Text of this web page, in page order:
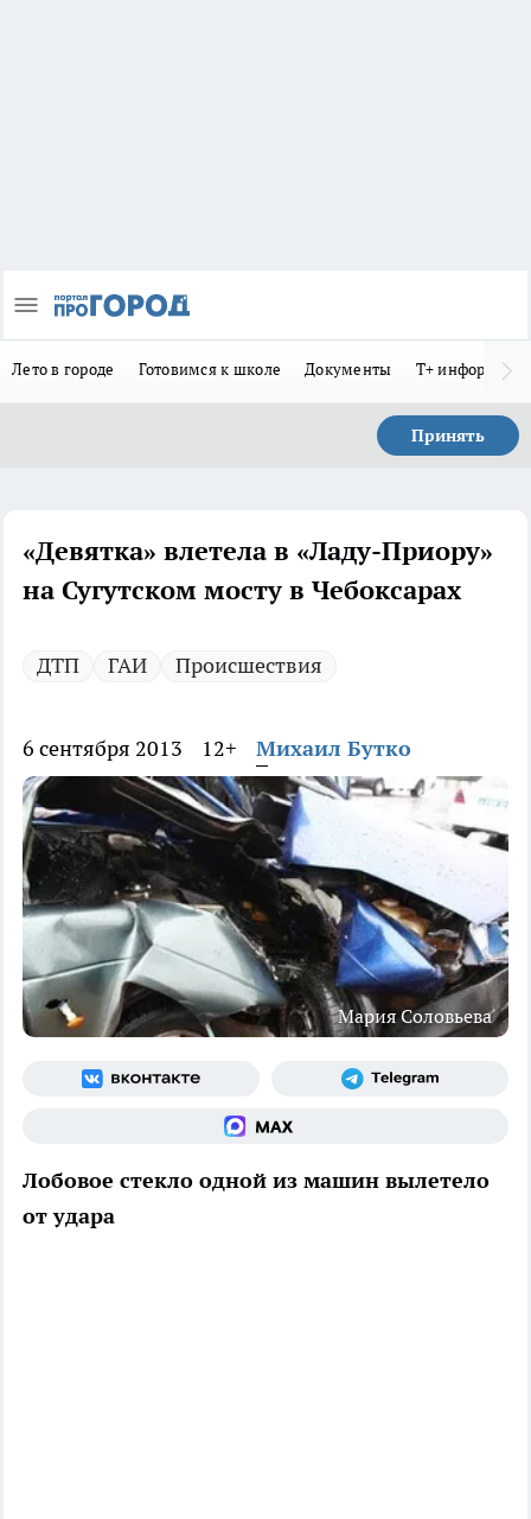
Лето в городе Готовимся к школе Документы Т+
Принять
«Девятка» влетела в «Ладу-Приору»
на Сугутском мосту в Чебоксарах
ДТП ГАИ Происшествия
6 сентября 2013 12+ Михаил Бутко
Мария Соловьева
Лобовое стекло одной из машин вылетело
от удара